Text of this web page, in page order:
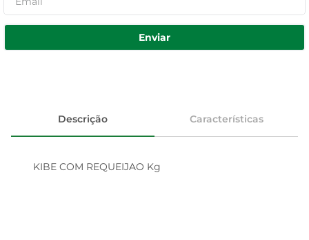
Enviar
Descrição Características
KIBE COM REQUEIJAO Kg